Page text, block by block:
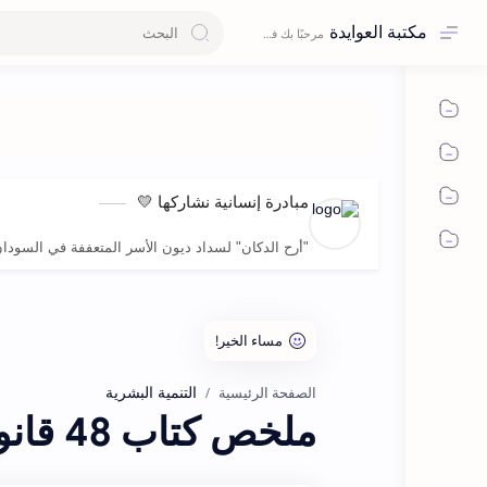
مكتبة العوايدة
مبادرة إنسانية نشاركها 💛
"أرح الدكان" لسداد ديون الأسر المتعففة في
الصفحة الرئيسية التنمية البشرية
ملخص كتاب 48 قانون للقوة اكتشاف أسرار القوة